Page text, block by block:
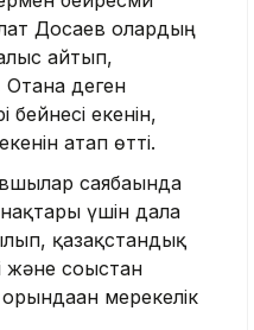
Досаев олардың
айтып,
деген
бейнесі екенін,
атап өтті.
саябағында
үшін дала
қазақстандық
және соғыстан
мерекелік